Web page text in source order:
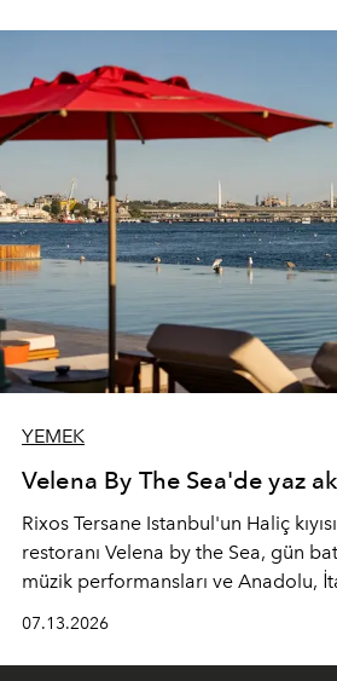
(savoir-faire) buluşan parçalara
YEMEK
Velena By The Sea'de yaz
Rixos Tersane Istanbul'un Haliç
restoranı Velena by the Sea, gün
müzik performansları ve Anadolu,
devam ediyor.
07.13.2026